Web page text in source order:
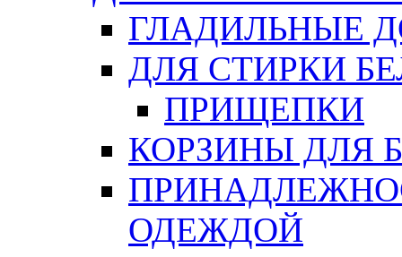
ГЛАДИЛЬНЫЕ
ДЛЯ СТИРКИ
ПРИЩЕПКИ
КОРЗИНЫ ДЛЯ
ОДЕЖДОЙ